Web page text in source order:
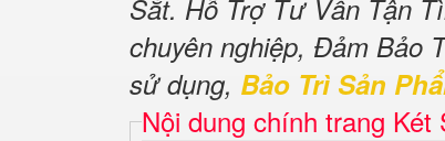
Sắt. Hỗ Trợ Tư Vấn Tận
chuyên nghiệp, Đảm Bảo
sử dụng, Bảo Trì Sản
Nội dung chính trang Két